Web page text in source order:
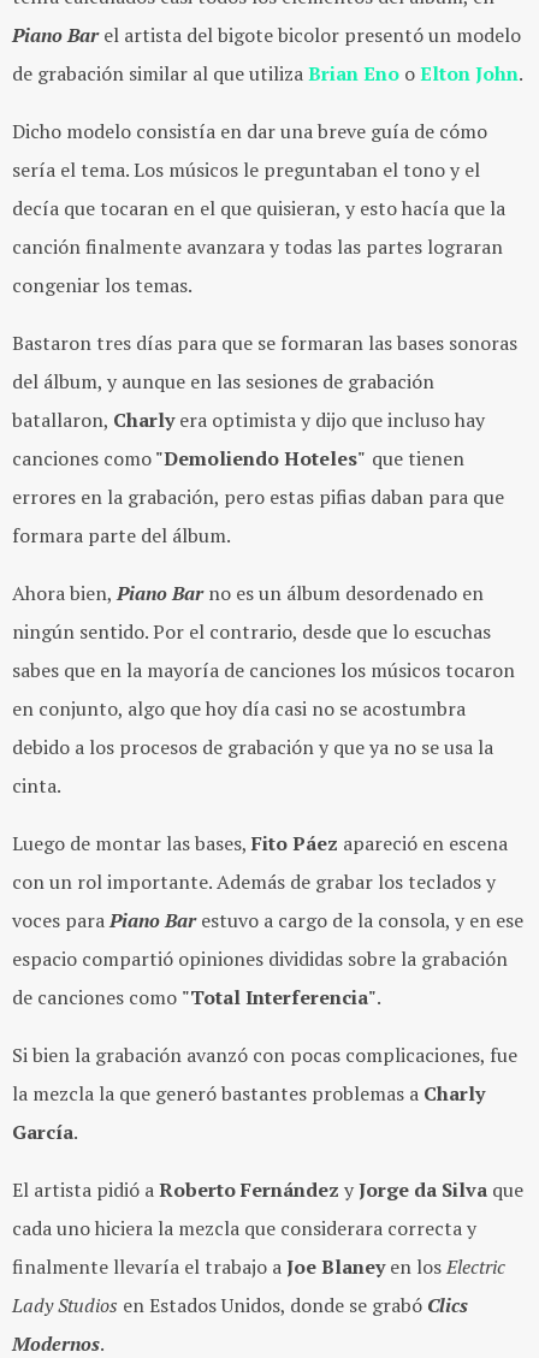
Piano Barel artista del bigote bicolor presentó un modelo
de grabación similar al que utilizaBrian Eno oElton John.
Dicho modelo consistía en dar una breve guía de cómo
sería el tema. Los músicos le preguntaban el tono y el
decía que tocaran en el que quisieran, y esto hacía que la
canción finalmente avanzara y todas las partes lograran
congeniar los temas.
Bastaron tres días para que se formaran las bases sonoras
del álbum, y aunque en las sesiones de grabación
batallaron, Charlyera optimista y dijo que incluso hay
canciones como"Demoliendo Hoteles" que tienen
errores en la grabación, pero estas pifias daban para que
formara parte del álbum.
Ahora bien,Piano Barno es un álbum desordenado en
ningún sentido. Por el contrario, desde que lo escuchas
sabes que en la mayoría de canciones los músicos tocaron
en conjunto, algo que hoy día casi no se acostumbra
debido a los procesos de grabación y que ya no se usa la
cinta.
Luego de montar las bases, Fito Páez apareció en escena
con un rol importante. Además de grabar los teclados y
voces paraPiano Barestuvo a cargo de la consola, y en ese
espacio compartió opiniones divididas sobre la grabación
de canciones como "Total Interferencia".
Si bien la grabación avanzó con pocas complicaciones, fue
la mezcla la que generó bastantes problemas a Charly
García.
El artista pidió aRoberto Fernández yJorge da Silva que
cada uno hiciera la mezcla que considerara correcta y
finalmente llevaría el trabajo aJoe Blaneyen losElectric
Lady Studios en Estados Unidos, donde se grabó Clics
Modernos.